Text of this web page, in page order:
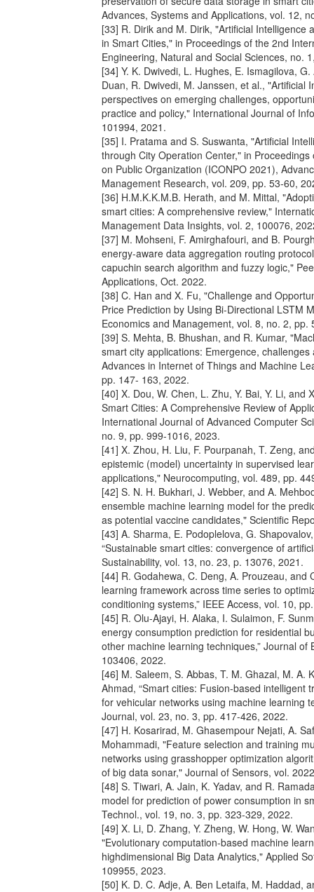
Advances, Systems and Applications, vol. 12,
[33] R. Dirik and M. Dirik, "Artificial Intelligence
in Smart Cities," in Proceedings of the 2nd
Engineering, Natural and Social Sciences, no.
[34] Y. K. Dwivedi, L. Hughes, E. Ismagilova,
Duan, R. Dwivedi, M. Janssen, et al., "Artificial
perspectives on emerging challenges,
practice and policy," International Journal of
101994, 2021.
[35] I. Pratama and S. Suswanta, "Artificial
through City Operation Center," in
on Public Organization (ICONPO 2021),
Management Research, vol. 209, pp. 53-60,
[36] H.M.K.K.M.B. Herath, and M. Mittal,
smart cities: A comprehensive review,"
Management Data Insights, vol. 2, 100076,
[37] M. Mohseni, F. Amirghafouri, and B.
energy-aware data aggregation routing
capuchin search algorithm and fuzzy logic,"
Applications, Oct. 2022.
[38] C. Han and X. Fu, "Challenge and
Price Prediction by Using Bi-Directional LSTM
Economics and Management, vol. 8, no. 2, pp.
[39] S. Mehta, B. Bhushan, and R. Kumar,
smart city applications: Emergence,
Advances in Internet of Things and Machine
pp. 147- 163, 2022.
[40] X. Dou, W. Chen, L. Zhu, Y. Bai, Y. Li, and
Smart Cities: A Comprehensive Review of
International Journal of Advanced Computer
no. 9, pp. 999-1016, 2023.
[41] X. Zhou, H. Liu, F. Pourpanah, T. Zeng,
epistemic (model) uncertainty in supervised
applications," Neurocomputing, vol. 489, pp.
[42] S. N. H. Bukhari, J. Webber, and A.
ensemble machine learning model for the
as potential vaccine candidates," Scientific
[43] A. Sharma, E. Podoplelova, G.
“Sustainable smart cities: convergence of
Sustainability, vol. 13, no. 23, p. 13076, 2021.
[44] R. Godahewa, C. Deng, A. Prouzeau, and
learning framework across time series to
conditioning systems,” IEEE Access, vol. 10,
[45] R. Olu-Ajayi, H. Alaka, I. Sulaimon, F.
energy consumption prediction for residential
other machine learning techniques,” Journal of
103406, 2022.
[46] M. Saleem, S. Abbas, T. M. Ghazal, M. A.
Ahmad, “Smart cities: Fusion-based intelligent
for vehicular networks using machine learning
Journal, vol. 23, no. 3, pp. 417-426, 2022.
[47] H. Kosarirad, M. Ghasempour Nejati, A.
Mohammadi, "Feature selection and training
networks using grasshopper optimization
of big data sonar," Journal of Sensors, vol.
[48] S. Tiwari, A. Jain, K. Yadav, and R.
model for prediction of power consumption in
Technol., vol. 19, no. 3, pp. 323-329, 2022.
[49] X. Li, D. Zhang, Y. Zheng, W. Hong, W.
"Evolutionary computation-based machine
highdimensional Big Data Analytics," Applied
109955, 2023.
[50] K. D. C. Adje, A. Ben Letaifa, M. Haddad,